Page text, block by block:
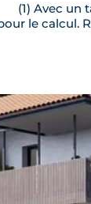
(1) Avec un
le calcul.